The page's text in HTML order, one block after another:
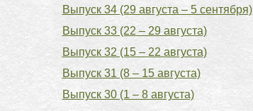
Выпуск 34 (29 августа – 5 сентября)
Выпуск 33 (22 – 29 августа)
Выпуск 32 (15 – 22 августа)
Выпуск 31 (8 – 15 августа)
Выпуск 30 (1 – 8 августа)